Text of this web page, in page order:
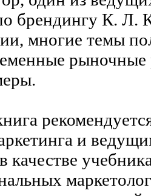
брендингу К. Л.
многие темы
рыночные
и
качестве